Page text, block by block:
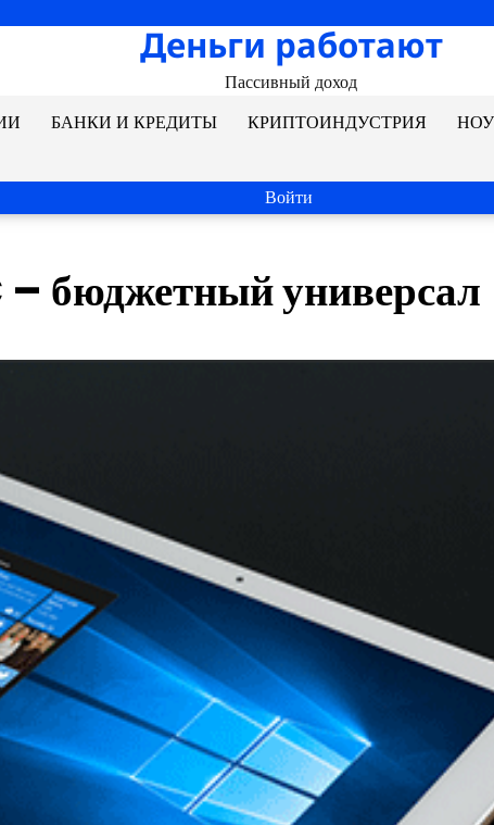
Деньги работают
Пассивный доход
БАНКИ И КРЕДИТЫ КРИПТОИНДУСТРИЯ
Войти
бюджетный универсал